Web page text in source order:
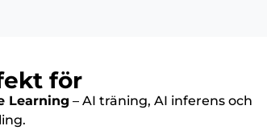
för
Learning – AI träning, AI inferens och